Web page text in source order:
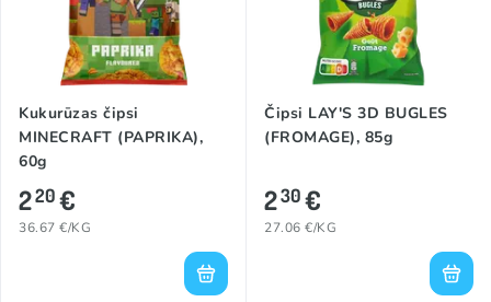
Kukurūzas čipsi
MINECRAFT (PAPRIKA),
60g
220€
36.67 €/KG
Čipsi LAY'S 3D BUGLES
(FROMAGE), 85g
230€
27.06 €/KG